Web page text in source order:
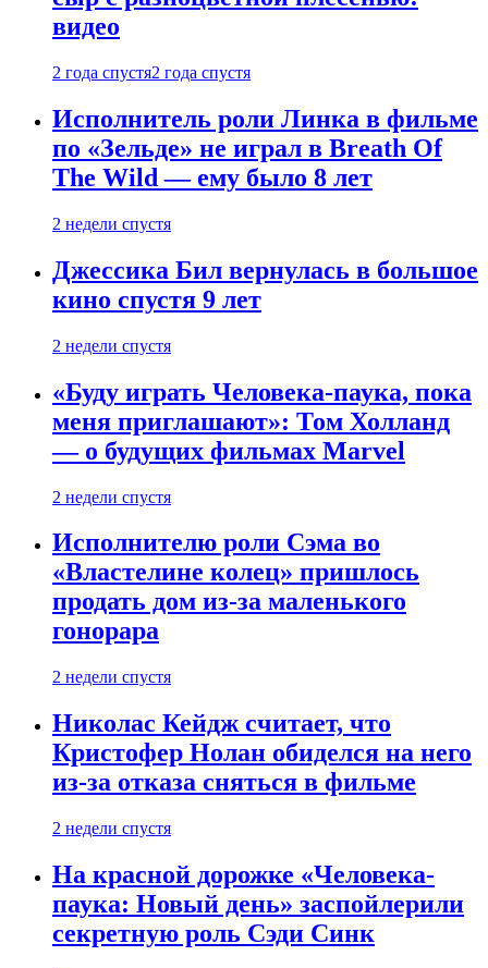
видео
2 года спустя2 года спустя
Исполнитель роли Линка в фильме
по «Зельде» не играл в Breath Of
The Wild — ему было 8 лет
2 недели спустя
Джессика Бил вернулась в большое
кино спустя 9 лет
2 недели спустя
«Буду играть Человека-паука, пока
меня приглашают»: Том Холланд
— о будущих фильмах Marvel
2 недели спустя
Исполнителю роли Сэма во
«Властелине колец» пришлось
продать дом из-за маленького
гонорара
2 недели спустя
Николас Кейдж считает, что
Кристофер Нолан обиделся на него
из-за отказа сняться в фильме
2 недели спустя
На красной дорожке «Человека-
паука: Новый день» заспойлерили
секретную роль Сэди Синк